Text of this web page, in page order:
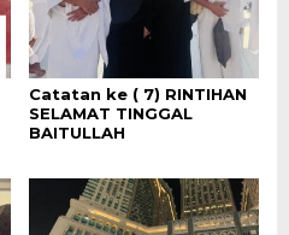
Catatan ke ( 7) RINTIHAN
SELAMAT TINGGAL
BAITULLAH